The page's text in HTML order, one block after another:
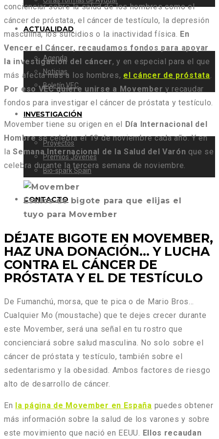
ACTUALIDAD
Agenda
Noticias
Boletín VEC
INVESTIGACIÓN
Proyectos
Premios Jóvenes
Bio-spark Spain
CONTACTO
concienciar sobre la salud de los hombres como el
cáncer de próstata, el cáncer de testículo, la depresión
masculina, los suicidios o la inactividad física. En
Vencer el Cáncer, recaudamos fondos para apoyar
la investigación del cáncer, y en especial para el que
más afecta más a los hombres, el cáncer de próstata.
Por eso VEC quiere unirse a Movember y recaudar
fondos para investigar el cáncer de próstata y testículo.
Movember tiene su origen en el
Día Internacional del
Hombrese celebra el 19 de noviembre cada año. Y en
laSemana Internacional de la Salud del Varón que se
celebra durante la tercera semana de noviembre.
Estilos de bigote para que elijas el
tuyo para Movember
DÉJATE BIGOTE EN MOVEMBER,
HAZ UNA DONACIÓN… Y LUCHA
CONTRA EL CÁNCER DE
PRÓSTATA Y EL DE TESTÍCULO
De Fumanchú, morsa, que te pica o de Mario Bros…
Cualquier Mo (moustache) que te dejes crecer durante
este Movember, será una señal en tu rostro que
concienciará sobre salud masculina. No solo sobre el
cáncer de próstata y testículo, también sobre el
sedentarismo y la obesidad. Ambos factores de riesgo
alto de desarrollo de cáncer.
En la página de Movember en España puedes obtener
más información sobre la salud de los varones y sobre
este movimiento que nació en EEUU. Ellos recaudan